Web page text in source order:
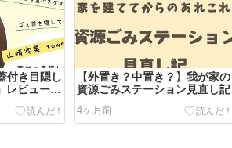
付き目隠し
レビュー｜
【外置き？中置き？】我が家の
資源ごみステーション見直し記
4ヶ月前